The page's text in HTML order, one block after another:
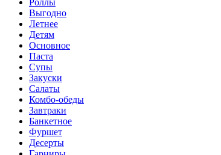
Роллы
Выгодно
Летнее
Детям
Основное
Паста
Супы
Закуски
Салаты
Комбо-обеды
Завтраки
Банкетное
Фуршет
Десерты